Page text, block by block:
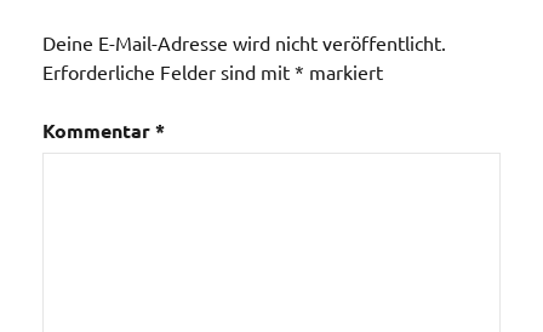
Deine E-Mail-Adresse wird nicht veröffentlicht.
Erforderliche Felder sind mit * markiert
Kommentar*